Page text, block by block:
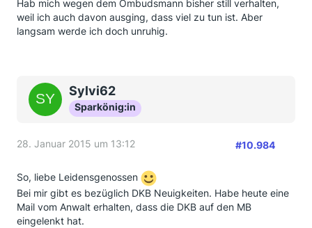
Hab mich wegen dem Ombudsmann bisher still verhalten,
weil ich auch davon ausging, dass viel zu tun ist. Aber
langsam werde ich doch unruhig.
Sylvi62
Sparkönig:in
28. Januar 2015 um 13:12 #10.984
So, liebe Leidensgenossen
Bei mir gibt es bezüglich DKB Neuigkeiten. Habe heute eine
Mail vom Anwalt erhalten, dass die DKB auf den MB
eingelenkt hat.